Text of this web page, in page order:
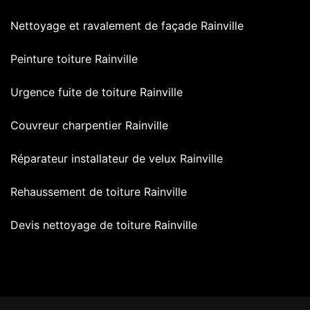
Nettoyage et ravalement de façade Rainville
Peinture toiture Rainville
Urgence fuite de toiture Rainville
Couvreur charpentier Rainville
Réparateur installateur de velux Rainville
Rehaussement de toiture Rainville
Devis nettoyage de toiture Rainville